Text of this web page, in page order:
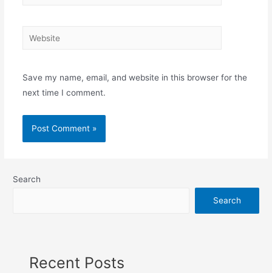
Website
Save my name, email, and website in this browser for the
next time I comment.
Search
Search
Recent Posts